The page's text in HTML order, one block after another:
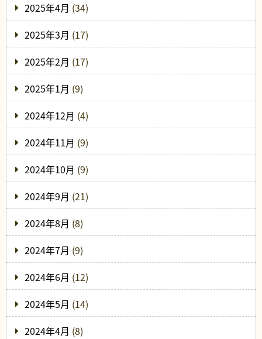
2025年4月 (34)
2025年3月 (17)
2025年2月 (17)
2025年1月 (9)
2024年12月 (4)
2024年11月 (9)
2024年10月 (9)
2024年9月 (21)
2024年8月 (8)
2024年7月 (9)
2024年6月 (12)
2024年5月 (14)
2024年4月 (8)